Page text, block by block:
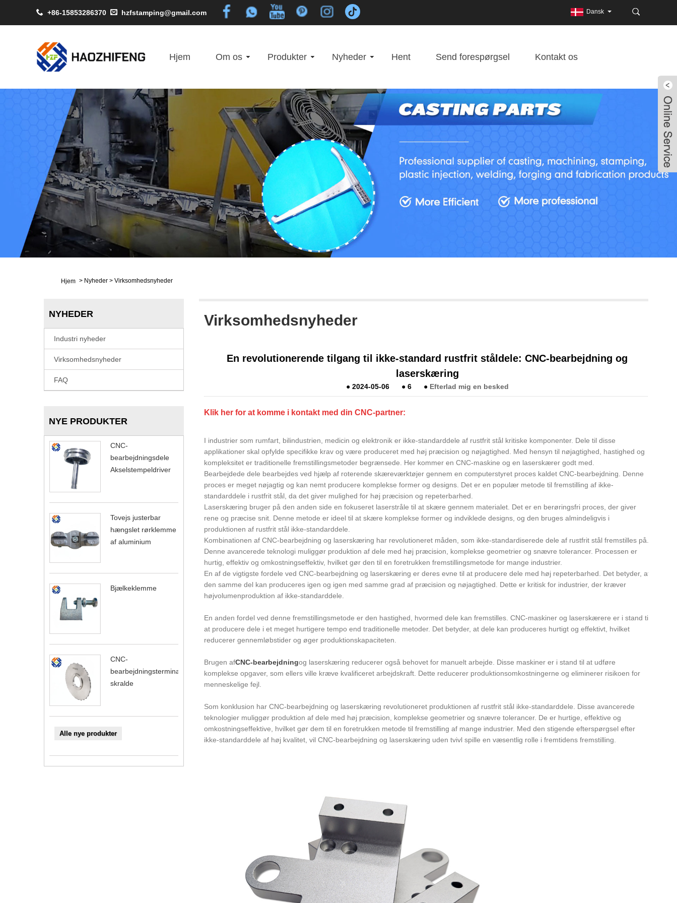
+86-15853286370 hzfstamping@gmail.com Dansk
Hjem Om os Produkter Nyheder Hent Send forespørgsel Kontakt os
Hjem > Nyheder > Virksomhedsnyheder
NYHEDER
Industri nyheder
Virksomhedsnyheder
FAQ
NYE PRODUKTER
CNC-
bearbejdningsdele
Akselstempeldriver
Tovejs justerbar
hængslet rørklemme
af aluminium
Bjælkeklemme
CNC-
bearbejdningsterminal
skralde
Alle nye produkter
Virksomhedsnyheder
En revolutionerende tilgang til ikke-standard rustfrit ståldele: CNC-bearbejdning og
laserskæring
● 2024-05-06 ● 6 ● Efterlad mig en besked
Klik her for at komme i kontakt med din CNC-partner:
I industrier som rumfart, bilindustrien, medicin og elektronik er ikke-standarddele af rustfrit stål kritiske komponenter. Dele til disse
applikationer skal opfylde specifikke krav og være produceret med høj præcision og nøjagtighed. Med hensyn til nøjagtighed, hastighed og
kompleksitet er traditionelle fremstillingsmetoder begrænsede. Her kommer en CNC-maskine og en laserskærer godt med.
Bearbejdede dele bearbejdes ved hjælp af roterende skæreværktøjer gennem en computerstyret proces kaldet CNC-bearbejdning. Denne
proces er meget nøjagtig og kan nemt producere komplekse former og designs. Det er en populær metode til fremstilling af ikke-
standarddele i rustfrit stål, da det giver mulighed for høj præcision og repeterbarhed.
Laserskæring bruger på den anden side en fokuseret laserstråle til at skære gennem materialet. Det er en berøringsfri proces, der giver
rene og præcise snit. Denne metode er ideel til at skære komplekse former og indviklede designs, og den bruges almindeligvis i
produktionen af ​​rustfrit stål ikke-standarddele.
Kombinationen af ​​CNC-bearbejdning og laserskæring har revolutioneret måden, som ikke-standardiserede dele af rustfrit stål fremstilles på.
Denne avancerede teknologi muliggør produktion af dele med høj præcision, komplekse geometrier og snævre tolerancer. Processen er
hurtig, effektiv og omkostningseffektiv, hvilket gør den til en foretrukken fremstillingsmetode for mange industrier.
En af de vigtigste fordele ved CNC-bearbejdning og laserskæring er deres evne til at producere dele med høj repeterbarhed. Det betyder, at
den samme del kan produceres igen og igen med samme grad af præcision og nøjagtighed. Dette er kritisk for industrier, der kræver
højvolumenproduktion af ikke-standarddele.
En anden fordel ved denne fremstillingsmetode er den hastighed, hvormed dele kan fremstilles. CNC-maskiner og laserskærere er i stand til
at producere dele i et meget hurtigere tempo end traditionelle metoder. Det betyder, at dele kan produceres hurtigt og effektivt, hvilket
reducerer gennemløbstider og øger produktionskapaciteten.
Brugen afCNC-bearbejdningog laserskæring reducerer også behovet for manuelt arbejde. Disse maskiner er i stand til at udføre
komplekse opgaver, som ellers ville kræve kvalificeret arbejdskraft. Dette reducerer produktionsomkostningerne og eliminerer risikoen for
menneskelige fejl.
Som konklusion har CNC-bearbejdning og laserskæring revolutioneret produktionen af ​​rustfrit stål ikke-standarddele. Disse avancerede
teknologier muliggør produktion af dele med høj præcision, komplekse geometrier og snævre tolerancer. De er hurtige, effektive og
omkostningseffektive, hvilket gør dem til en foretrukken metode til fremstilling af mange industrier. Med den stigende efterspørgsel efter
ikke-standarddele af høj kvalitet, vil CNC-bearbejdning og laserskæring uden tvivl spille en væsentlig rolle i fremtidens fremstilling.